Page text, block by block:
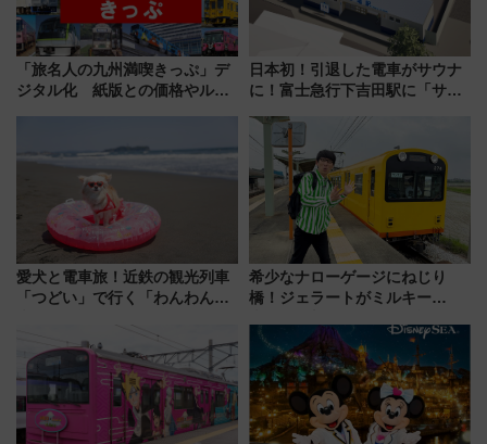
「旅名人の九州満喫きっぷ」デ
ジタル化 紙版との価格やルー
日本初！引退した電車がサウナ
に！富士急行下吉田駅に「サ電
業 行き交う電車の音や振動を
感じながら「ととのう」新感覚
愛犬と電車旅！近鉄の観光列車
「つどい」で行く「わんわん列
める日帰りツアー
希少なナローゲージにねじり
橋！ジェラートがミルキー
278回目の舞台は「三岐鉄道北
勢線」